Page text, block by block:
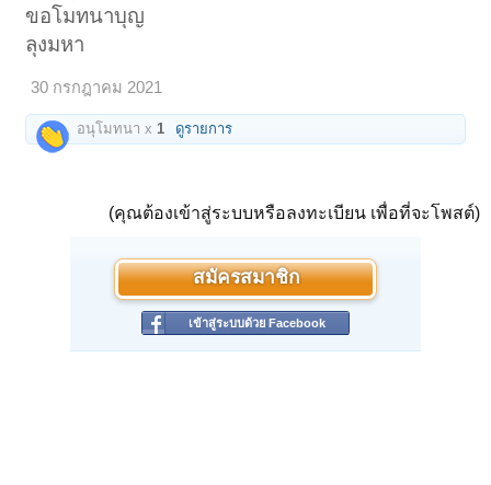
ขอโมทนาบุญ
ลุงมหา
30 กรกฎาคม 2021
อนุโมทนา x 1 ดูรายการ
(คุณต้องเข้าสู่ระบบหรือลงทะเบียน เพื่อที่จะโพสต์)
สมัครสมาชิก
เข้าสู่ระบบด้วย Facebook